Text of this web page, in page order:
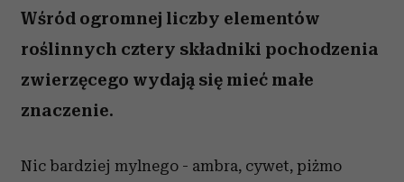
Wśród ogromnej liczby elementów
roślinnych cztery składniki pochodzenia
zwierzęcego wydają się mieć małe
znaczenie.
Nic bardziej mylnego - ambra, cywet, piżmo